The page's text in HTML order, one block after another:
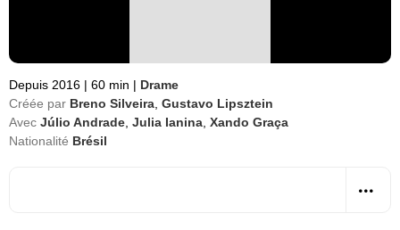
Depuis 2016 | 60 min | Drame
Créée par Breno Silveira Gustavo Lipsztein
Avec Júlio Andrade Julia Ianina Xando Graça
Nationalité Brésil